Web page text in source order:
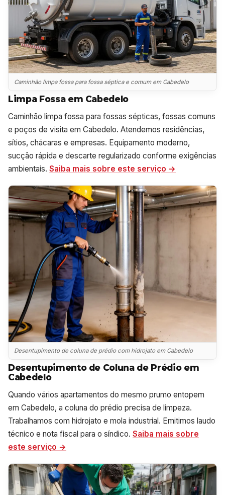
Caminhão limpa fossa para fossa séptica e comum em Cabedelo
Limpa Fossa em Cabedelo
Caminhão limpa fossa para fossas sépticas, fossas comuns
e poços de visita em Cabedelo. Atendemos residências,
sítios, chácaras e empresas. Equipamento moderno,
sucção rápida e descarte regularizado conforme exigências
ambientais. Saiba mais sobre este serviço →
Desentupimento de coluna de prédio com hidrojato em Cabedelo
Desentupimento de Coluna de Prédio em
Cabedelo
Quando vários apartamentos do mesmo prumo entopem
em Cabedelo, a coluna do prédio precisa de limpeza.
Trabalhamos com hidrojato e mola industrial. Emitimos laudo
técnico e nota fiscal para o síndico. Saiba mais sobre
este serviço →